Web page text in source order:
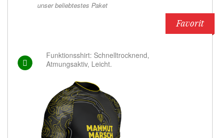
unser beliebtestes Paket
Favorit
Funktionsshirt: Schnelltrocknend,
Atmungsaktiv, Leicht.